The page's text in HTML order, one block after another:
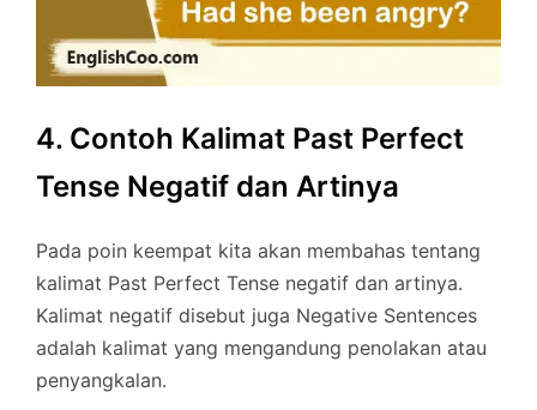
4. Contoh Kalimat Past Perfect
Tense Negatif dan Artinya
Pada poin keempat kita akan membahas tentang
kalimat Past Perfect Tense negatif dan artinya.
Kalimat negatif disebut juga Negative Sentences
adalah kalimat yang mengandung penolakan atau
penyangkalan.